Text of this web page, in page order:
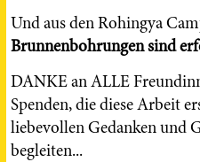
Und aus den Rohingya
Brunnenbohrungen sind
DANKE an ALLE
Spenden, die diese Arbeit
liebevollen Gedanken und
begleiten...